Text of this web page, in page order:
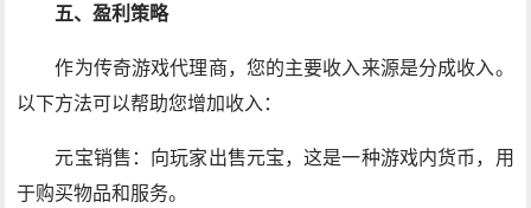
五、盈利策略
作为传奇游戏代理商，您的主要收入来源是分成收入。
以下方法可以帮助您增加收入：
元宝销售：向玩家出售元宝，这是一种游戏内货币，用
于购买物品和服务。